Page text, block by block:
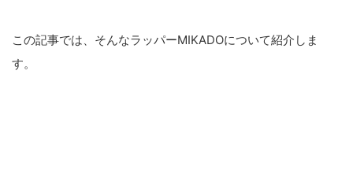
この記事では、そんなラッパーMIKADOについて紹介しま
す。